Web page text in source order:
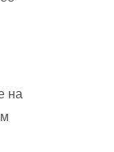
на